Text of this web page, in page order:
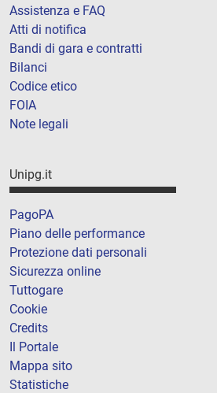
Assistenza e FAQ
Atti di notifica
Bandi di gara e contratti
Bilanci
Codice etico
FOIA
Note legali
Unipg.it
PagoPA
Piano delle performance
Protezione dati personali
Sicurezza online
Tuttogare
Cookie
Credits
Il Portale
Mappa sito
Statistiche